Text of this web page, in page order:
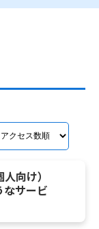
向け）
なサービ